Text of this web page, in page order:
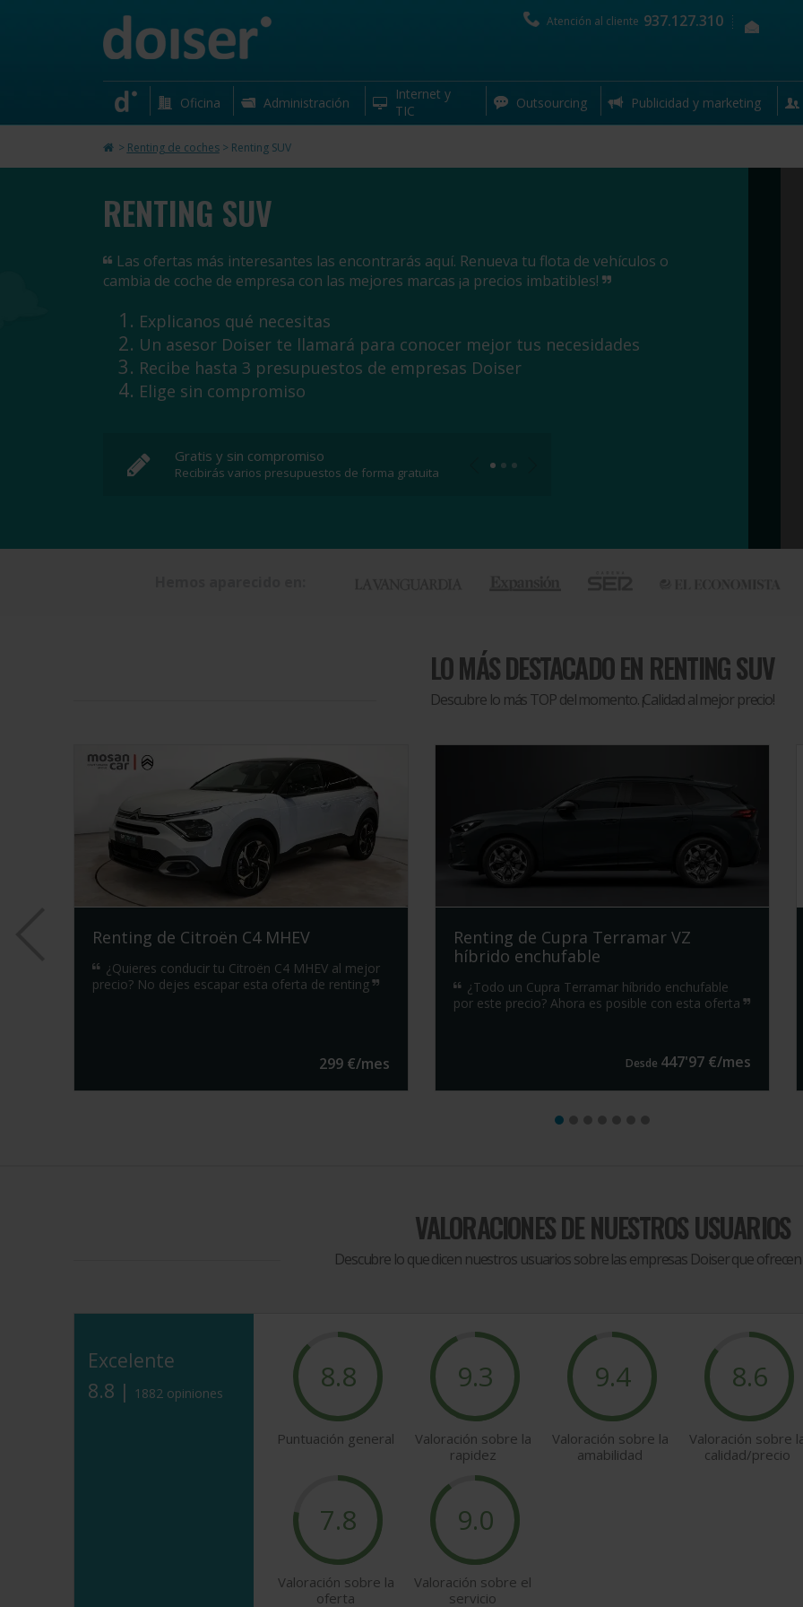
Atención al cliente 937.127.310
Oficina Administración
Internet y
TIC
Outsourcing Publicidad y marketing
> Renting de coches> Renting SUV
RENTING SUV
Las ofertas más interesantes las encontrarás aquí. Renueva tu flota de vehículos o
cambia de coche de empresa con las mejores marcas ¡a precios imbatibles!
Explicanos qué necesitas
Un asesor Doiser te llamará para conocer mejor tus necesidades
Recibe hasta 3 presupuestos de empresas Doiser
Elige sin compromiso
Gratis y sin compromiso
Recibirás varios presupuestos de forma gratuita
LO MÁS DESTACADO EN RENTING SUV
Descubre lo más TOP del momento. ¡Calidad al mejor precio!
Renting de Citroën C4 MHEV
¿Quieres conducir tu Citroën C4 MHEV al mejor
precio? No dejes escapar esta oferta de renting
299 €/mes
Renting de Cupra Terramar VZ
híbrido enchufable
¿Todo un Cupra Terramar híbrido enchufable
por este precio? Ahora es posible con esta oferta
Desde 447'97 €/mes
VALORACIONES DE NUESTROS USUARIOS
Descubre lo que dicen nuestros usuarios sobre las empresas Doiser que ofrecen
Excelente
8.8 |
1882 opiniones 8.8
Puntuación general
9.3
Valoración sobre la
rapidez
9.4
Valoración sobre la
amabilidad
8.6
Valoración sobre
calidad/precio
7.8
Valoración sobre la
oferta
9.0
Valoración sobre el
servicio